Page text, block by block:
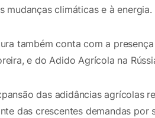
mudanças climáticas e à energia.
também conta com a
e do Adido Agrícola na
das adidâncias agrícolas
das crescentes demandas por